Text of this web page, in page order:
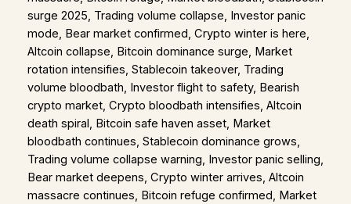
surge 2025, Trading volume collapse, Investor panic
mode, Bear market confirmed, Crypto winter is here,
Altcoin collapse, Bitcoin dominance surge, Market
rotation intensifies, Stablecoin takeover, Trading
volume bloodbath, Investor flight to safety, Bearish
crypto market, Crypto bloodbath intensifies, Altcoin
death spiral, Bitcoin safe haven asset, Market
bloodbath continues, Stablecoin dominance grows,
Trading volume collapse warning, Investor panic selling,
Bear market deepens, Crypto winter arrives, Altcoin
massacre continues, Bitcoin refuge confirmed, Market